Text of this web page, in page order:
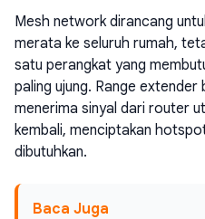
Mesh network dirancang
merata ke seluruh rumah,
satu perangkat yang
paling ujung. Range
menerima sinyal dari router
kembali, menciptakan
dibutuhkan.
Baca Juga